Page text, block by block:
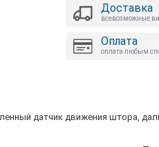
Доставка
всевозможные
Оплата
оплата любым
датчик движения штора,